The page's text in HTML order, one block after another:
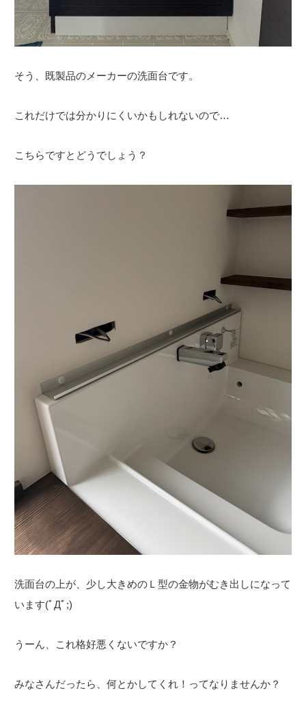
そう、既製品のメーカーの洗面台です。
これだけでは分かりにくいかもしれないので…
こちらですとどうでしょう？
洗面台の上が、少し大きめのＬ型の金物がむき出しになって
います(ﾟДﾟ;)
うーん、これ格好悪くないですか？
みなさんだったら、何とかしてくれ！ってなりませんか？